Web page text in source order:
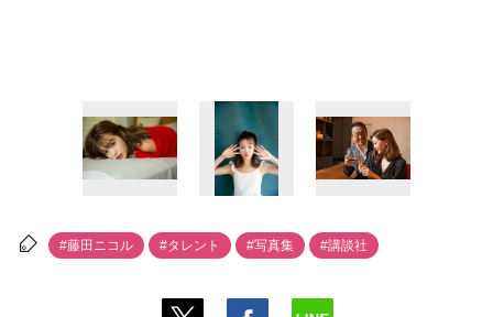
#藤田ニコル #タレント #写真集 #講談社